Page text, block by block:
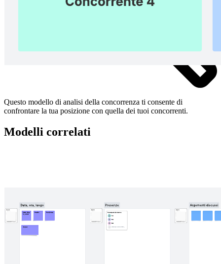
Questo modello di analisi della concorrenza ti consente di
confrontare la tua posizione con quella dei tuoi concorrenti.
Modelli correlati